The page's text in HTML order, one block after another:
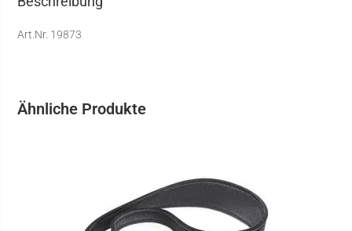
Art.Nr. 19873
Ähnliche Produkte